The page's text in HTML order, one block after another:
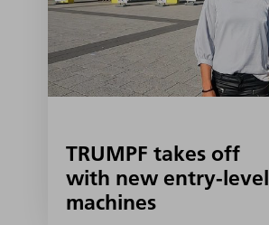
TRUMPF takes off
with new entry-level
machines